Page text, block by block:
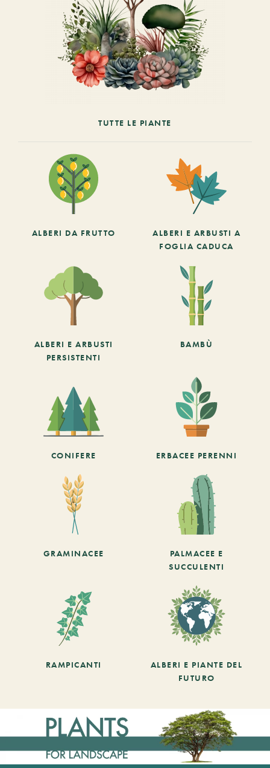
TUTTE LE PIANTE
ALBERI DA FRUTTO
ALBERI E ARBUSTI A
FOGLIA CADUCA
ALBERI E ARBUSTI
PERSISTENTI
BAMBÙ
CONIFERE ERBACEE PERENNI
GRAMINACEE
PALMACEE E
SUCCULENTI
RAMPICANTI
ALBERI E PIANTE DEL
FUTURO